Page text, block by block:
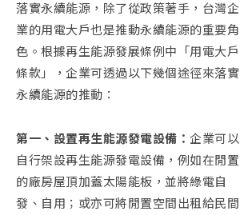
落實永續能源，除了從政策著手，台灣企
業的用電大戶也是推動永續能源的重要角
色。根據再生能源發展條例中「用電大戶
條款」，企業可透過以下幾個途徑來落實
永續能源的推動：
第一、設置再生能源發電設備： 企業可以
自行架設再生能源發電設備，例如在閒置
的廠房屋頂加蓋太陽能板，並將綠電自
發、自用；或亦可將閒置空間出租給民間